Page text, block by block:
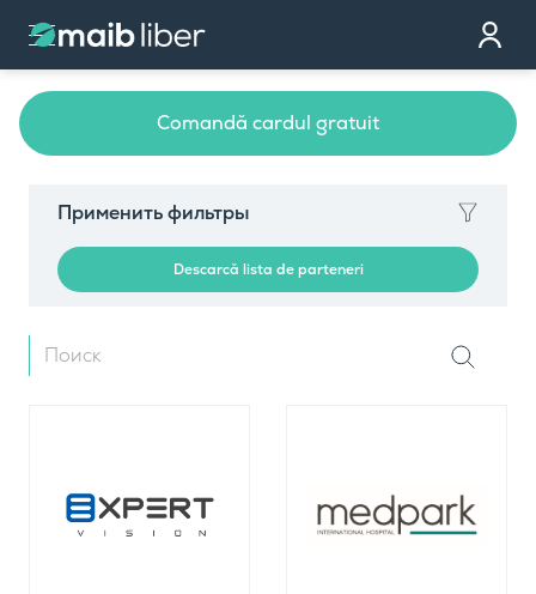
Контакт
стать клиентом
Comandă cardul gratuit
Применить фильтры
Descarcă lista de parteneri